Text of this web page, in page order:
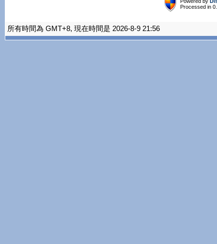
Processed in
所有時間為 GMT+8, 現在時間是 2026-8-9 21:56